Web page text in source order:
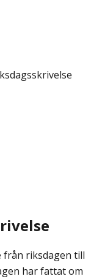
från riksdagen till
har fattat om